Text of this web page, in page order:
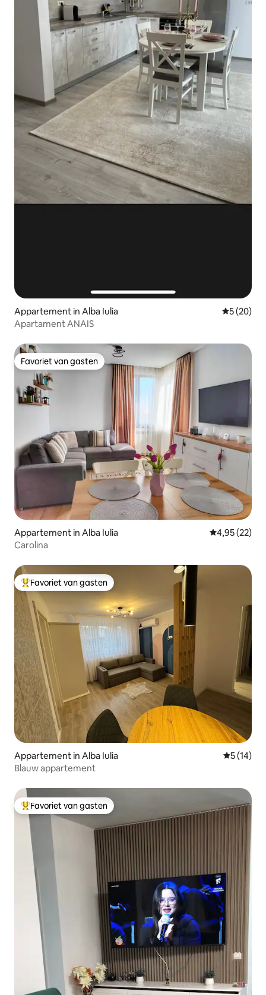
Appartement in Alba Iulia
5 (20)
Apartament ANAIS
Favoriet van gasten
Favoriet van gasten
Appartement in Alba Iulia Gemiddelde
4,95 (22)
Carolina
Topfavoriet van gasten
Favoriet van gasten
Appartement in Alba Iulia
5 (14)
Blauw appartement
Topfavoriet van gasten
Favoriet van gasten